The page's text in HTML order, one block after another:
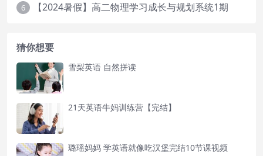
6 【2024暑假】高二物理学习成长与规划系统1期
猜你想要
雪梨英语 自然拼读
21天英语牛妈训练营【完结】
璐瑶妈妈 学英语就像吃汉堡完结10节课视频